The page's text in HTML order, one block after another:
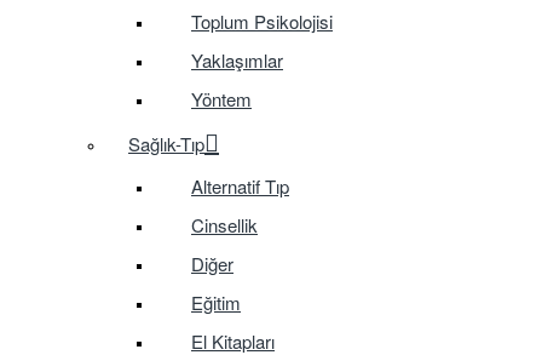
Toplum Psikolojisi
Yaklaşımlar
Yöntem
Sağlık-Tıp
Alternatif Tıp
Cinsellik
Diğer
Eğitim
El Kitapları